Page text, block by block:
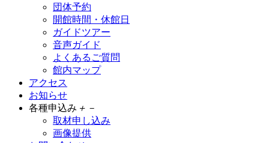
団体予約
開館時間・休館日
ガイドツアー
音声ガイド
よくあるご質問
館内マップ
アクセス
お知らせ
各種申込み ＋ －
取材申し込み
画像提供